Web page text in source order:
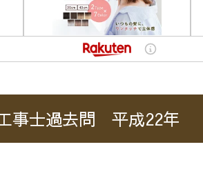
事士過去問 平成22年